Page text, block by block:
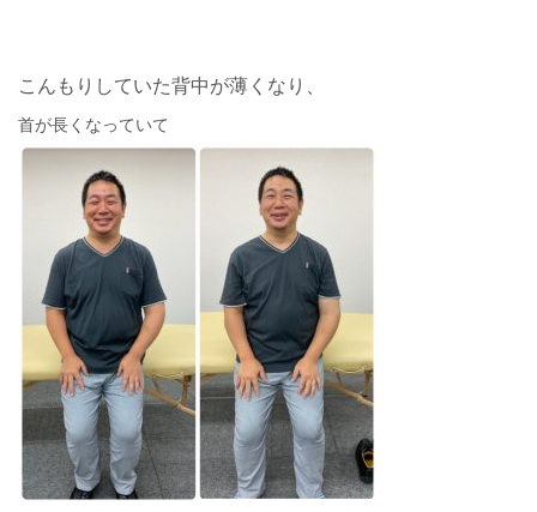
こんもりしていた背中が薄くなり、
首が長くなっていて